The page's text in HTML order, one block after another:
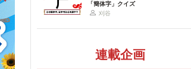
「簡体字」クイズ
刈谷
連載企画